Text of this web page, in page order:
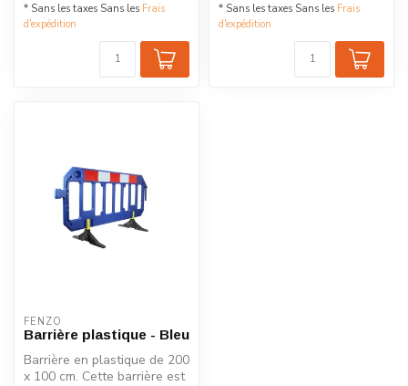
* Sans les taxes Sans les Frais
d'expédition
* Sans les taxes Sans les Frais
d'expédition
FENZO
Barrière plastique - Bleu
Barrière en plastique de 200
x 100 cm. Cette barrière est